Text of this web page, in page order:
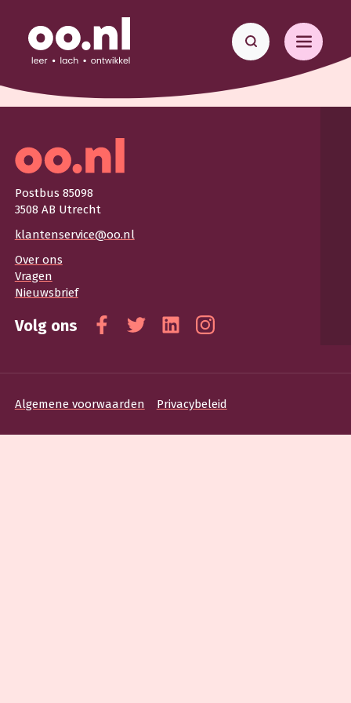
Postbus 85098
3508 AB Utrecht
klantenservice@oo.nl
Over ons
Vragen
Nieuwsbrief
Volg ons
Facebook
TwitterLinkedinInstagram
Algemene voorwaarden Privacybeleid